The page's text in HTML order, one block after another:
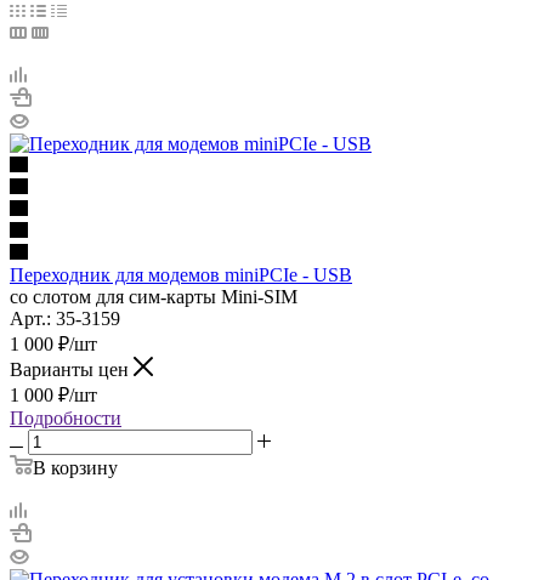
Переходник для модемов miniPCIe - USB
со слотом для сим-карты Mini-SIM
Арт.: 35-3159
1 000 ₽/шт
Варианты цен
1 000 ₽/шт
Подробности
В корзину